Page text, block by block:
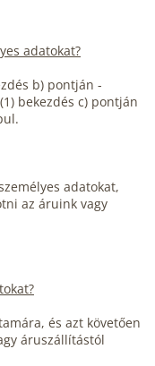
adatokat?
b) pontján -
bekezdés c) pontján
adatokat,
az áruink vagy
és azt követően
áruszállítástól